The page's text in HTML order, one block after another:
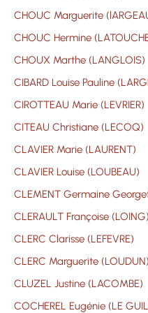
CHOUC Marguerite
CHOUC Hermine
CHOUX Marthe (LANGLOIS)
CIBARD Louise Pauline
CIROTTEAU Marie (LEVRIER)
CITEAU Christiane (LECOQ)
CLAVIER Marie (LAURENT)
CLAVIER Louise (LOUBEAU)
CLEMENT Germaine
CLERAULT Françoise (LOING)
CLERC Clarisse (LEFEVRE)
CLERC Marguerite (LOUDUN)
CLUZEL Justine (LACOMBE)
COCHEREL Eugénie (LE